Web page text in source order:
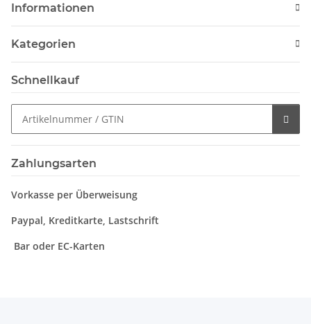
Informationen
Kategorien
Schnellkauf
Zahlungsarten
Vorkasse per Überweisung
Paypal, Kreditkarte, Lastschrift
Bar oder EC-Karten